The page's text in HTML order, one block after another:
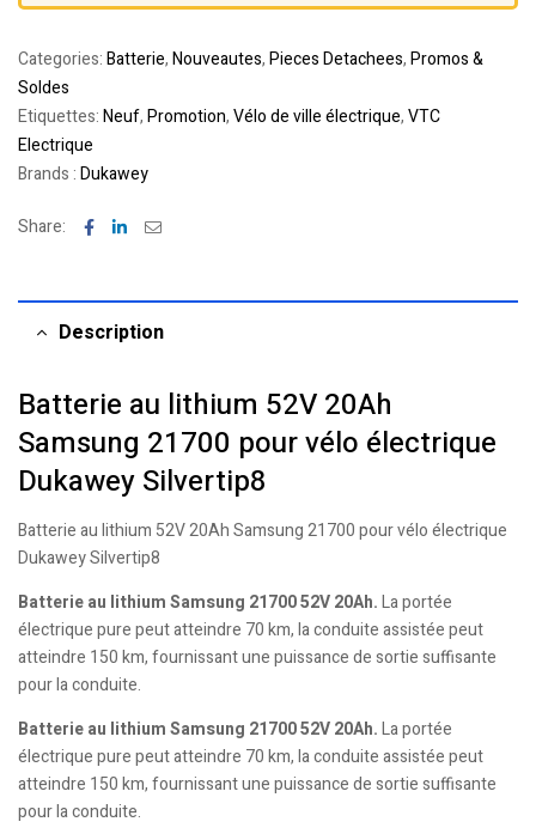
Categories:Batterie,Nouveautes,Pieces Detachees,Promos &
Soldes
Etiquettes:Neuf,Promotion,Vélo de ville électrique,VTC
Electrique
Brands :Dukawey
Share: Facebook
LinkedinEmail
Description
Batterie au lithium 52V 20Ah
Samsung 21700 pour vélo électrique
Dukawey Silvertip8
Batterie au lithium 52V 20Ah Samsung 21700 pour vélo électrique
Dukawey Silvertip8
Batterie au lithium Samsung 21700 52V 20Ah.La portée
électrique pure peut atteindre 70 km, la conduite assistée peut
atteindre 150 km, fournissant une puissance de sortie suffisante
pour la conduite.
Batterie au lithium Samsung 21700 52V 20Ah.La portée
électrique pure peut atteindre 70 km, la conduite assistée peut
atteindre 150 km, fournissant une puissance de sortie suffisante
pour la conduite.